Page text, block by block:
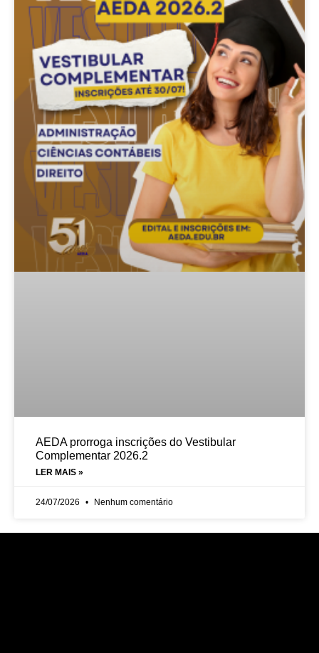
AEDA prorroga inscrições do Vestibular
Complementar 2026.2
LER MAIS »
24/07/2026 Nenhum comentário